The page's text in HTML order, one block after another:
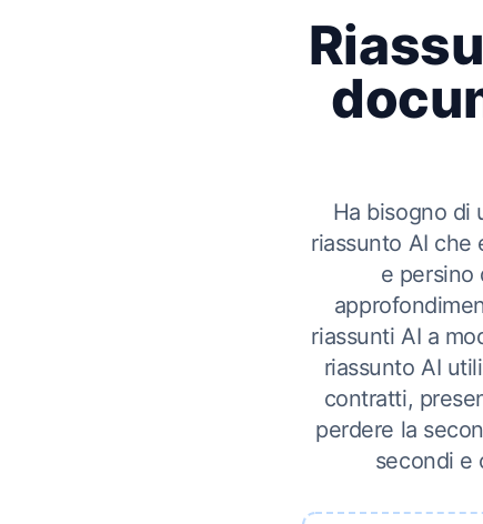
Ha bisogno di
riassunto AI che
e persino
riassunti AI a
riassunto AI
contratti,
perdere la
secondi e